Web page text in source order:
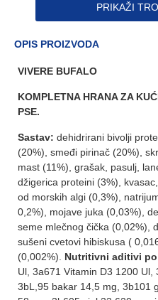
PRIKAŽI
OPIS PROIZVODA
VIVERE BUFALO
KOMPLETNA HRANA ZA
PSE.
Sastav: dehidrirani bivolji
(20%), smeđi pirinač (20%),
mast (11%), grašak, pasulj,
džigerica proteini (3%),
od morskih algi (0,3%),
0,2%), mojave juka (0,03%),
seme mlečnog čička (0,02%),
sušeni cvetovi hibiskusa (
(0,002%). Nutritivni aditivi
Ul, 3a671 Vitamin D3 1200 Ul,
3bL,95 bakar 14,5 mg, 3b101